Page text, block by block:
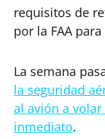
requisitos de
por la FAA
La semana
la seguridad
al avión a
inmediato.